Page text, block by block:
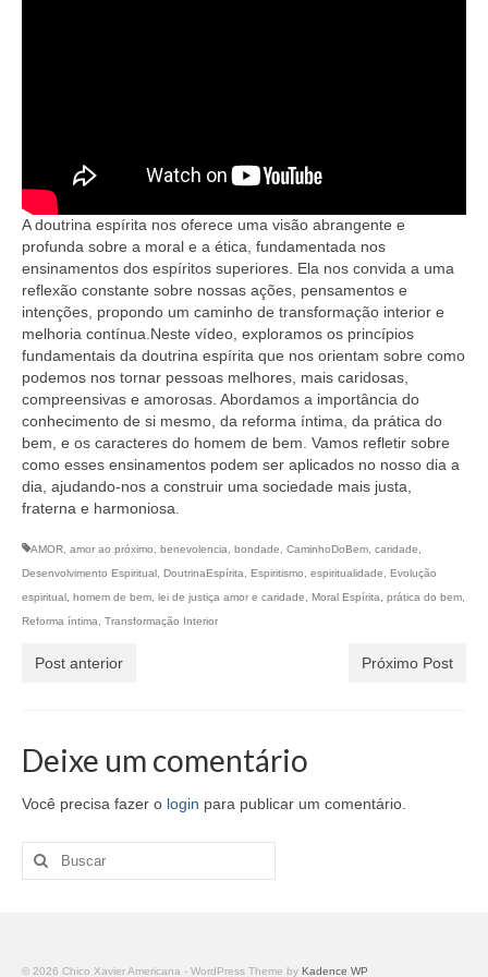
A doutrina espírita nos oferece uma visão abrangente e
profunda sobre a moral e a ética, fundamentada nos
ensinamentos dos espíritos superiores. Ela nos convida a uma
reflexão constante sobre nossas ações, pensamentos e
intenções, propondo um caminho de transformação interior e
melhoria contínua.Neste vídeo, exploramos os princípios
fundamentais da doutrina espírita que nos orientam sobre como
podemos nos tornar pessoas melhores, mais caridosas,
compreensivas e amorosas. Abordamos a importância do
conhecimento de si mesmo, da reforma íntima, da prática do
bem, e os caracteres do homem de bem. Vamos refletir sobre
como esses ensinamentos podem ser aplicados no nosso dia a
dia, ajudando-nos a construir uma sociedade mais justa,
fraterna e harmoniosa.
AMOR, amor ao próximo, benevolencia, bondade, CaminhoDoBem, caridade,
Desenvolvimento Espiritual, DoutrinaEspírita, Espiritismo, espiritualidade, Evolução
espiritual, homem de bem, lei de justiça amor e caridade, Moral Espírita, prática do bem,
Reforma íntima, Transformação Interior
Post anterior Próximo Post
Deixe um comentário
Você precisa fazer o login para publicar um comentário.
Buscar
por:
© 2026 Chico Xavier Americana - WordPress Theme by Kadence WP